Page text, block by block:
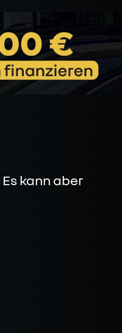
Es kann aber